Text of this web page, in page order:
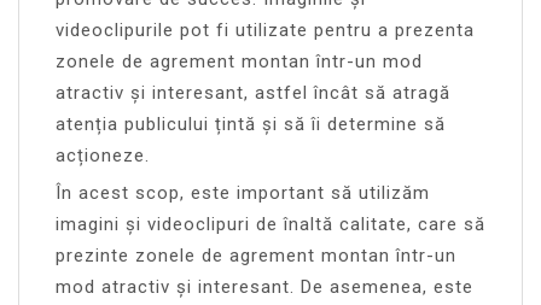
videoclipurile pot fi utilizate pentru a prezenta
zonele de agrement montan într-un mod
atractiv și interesant, astfel încât să atragă
atenția publicului țintă și să îi determine să
acționeze.
În acest scop, este important să utilizăm
imagini și videoclipuri de înaltă calitate, care să
prezinte zonele de agrement montan într-un
mod atractiv și interesant. De asemenea, este